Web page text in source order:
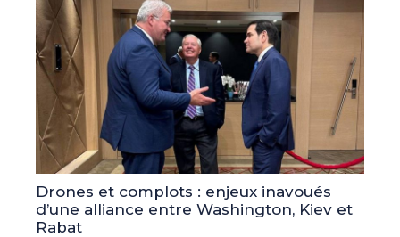
Drones et complots : enjeux inavoués
d’une alliance entre Washington, Kiev et
Rabat